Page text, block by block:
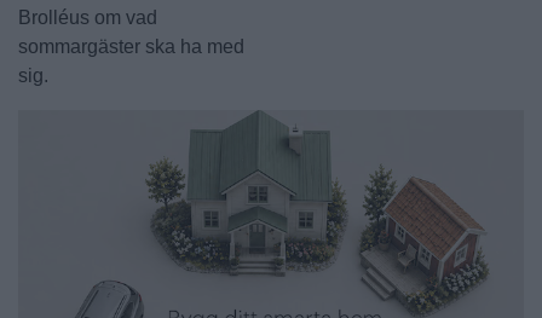
Brolléus om vad
sommargäster ska ha med
sig.